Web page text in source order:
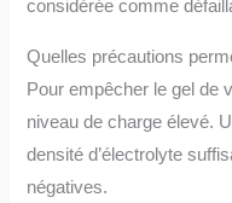
considérée comme
Quelles précautions
Pour empêcher le gel de
niveau de charge élevé.
densité d’électrolyte
négatives.